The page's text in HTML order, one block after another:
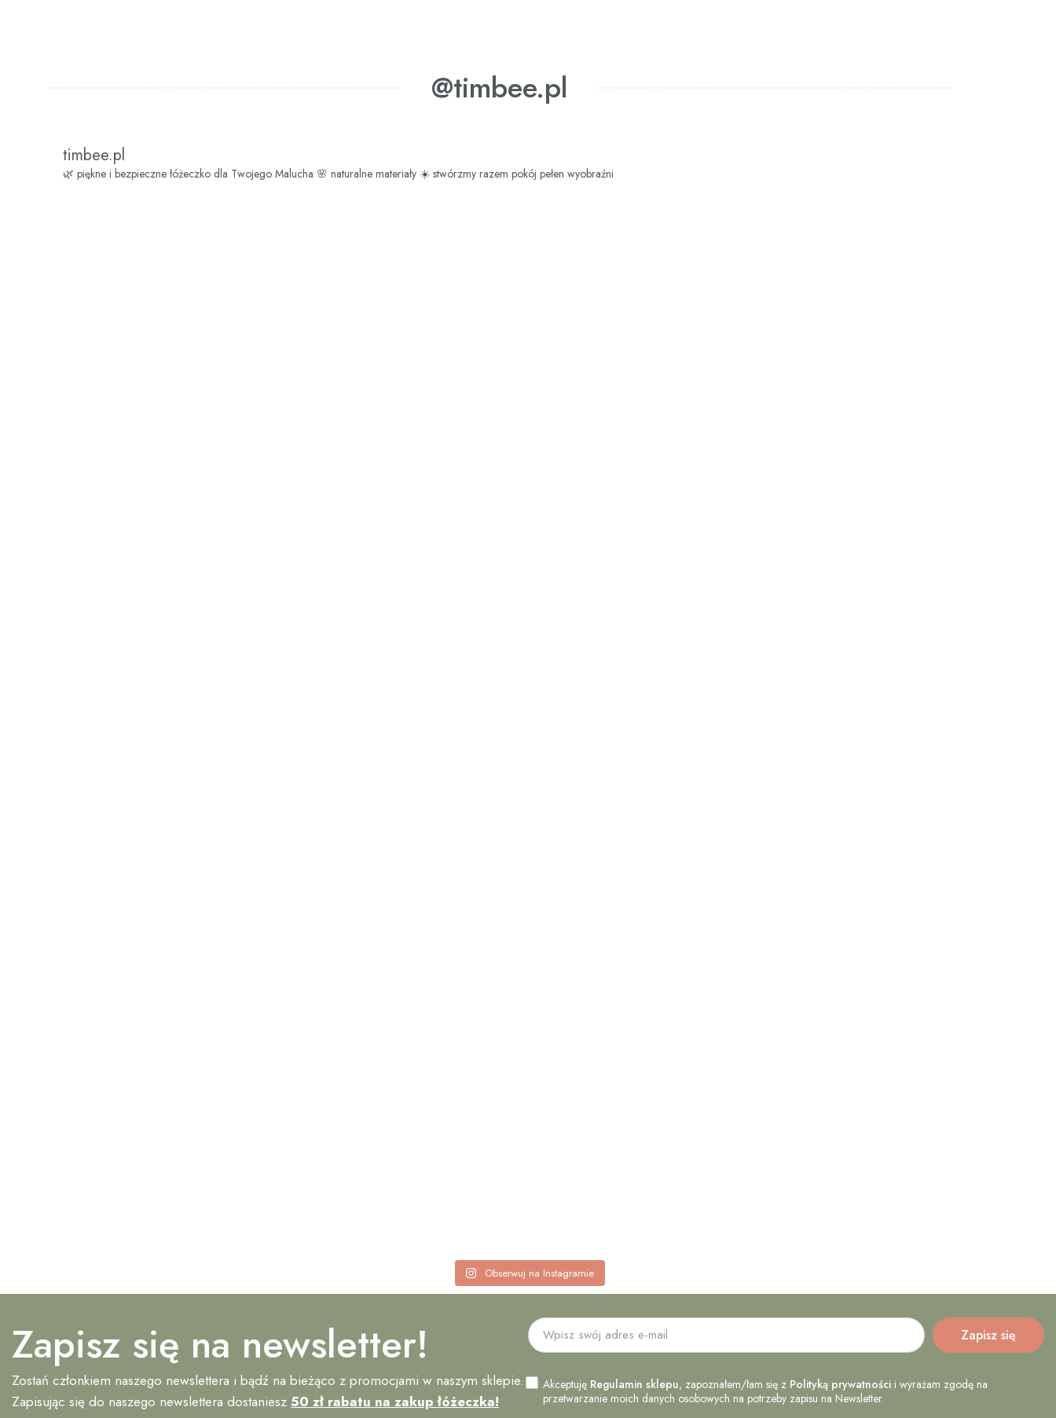
@timbee.pl
timbee.pl
🌿 piękne i bezpieczne łóżeczko dla Twojego Malucha 🌸 naturalne materiały ☀️ stwórzmy razem pokój pełen wyobraźni
Obserwuj na Instagramie
Zapisz się na newsletter!
Zostań członkiem naszego newslettera i bądź na bieżąco z promocjami w naszym sklepie.
Zapisując się do naszego newslettera dostaniesz 50 zł rabatu na zakup łóżeczka!
Akceptuję Regulamin sklepu, zapoznałem/łam się z Polityką prywatnościi wyrażam zgodę na
przetwarzanie moich danych osobowych na potrzeby zapisu na Newsletter.